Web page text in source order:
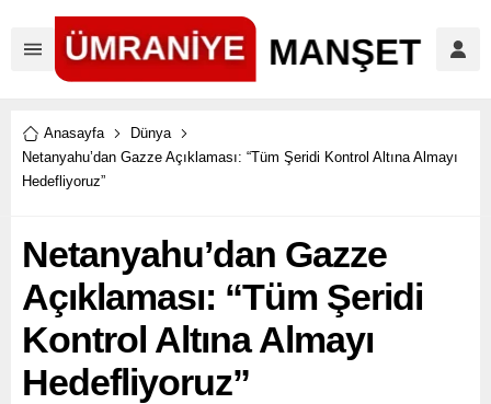
Anasayfa
Dünya
Netanyahu’dan Gazze Açıklaması: “Tüm Şeridi Kontrol Altına Almayı
Hedefliyoruz”
Netanyahu’dan Gazze
Açıklaması: “Tüm Şeridi
Kontrol Altına Almayı
Hedefliyoruz”